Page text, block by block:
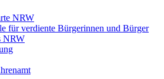
NRW
für verdiente Bürgerinnen und Bürger
NRW